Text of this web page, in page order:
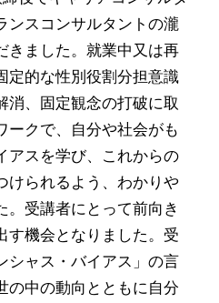
ンスコンサルタントの瀧
きました。就業中又は再
定的な性別役割分担意識
消、固定観念の打破に取
ークで、自分や社会がも
アスを学び、これからの
けられるよう、わかりや
。受講者にとって前向き
す機会となりました。受
シャス・バイアス」の言
の中の動向とともに自分